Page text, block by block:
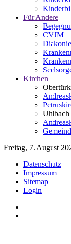
Für Andere
CVJM
Diakonie
Kirchen
Uhlbach
Freitag, 7. August
Datenschutz
Impressum
Sitemap
Login